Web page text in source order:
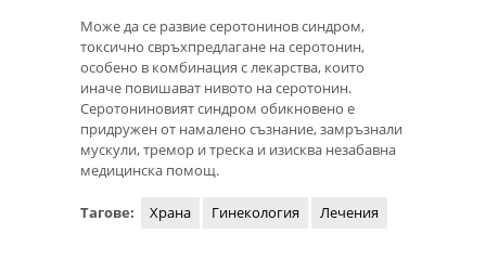
Може да се развие серотонинов синдром,
токсично свръхпредлагане на серотонин,
особено в комбинация с лекарства, които
иначе повишават нивото на серотонин.
Серотониновият синдром обикновено е
придружен от намалено съзнание, замръзнали
мускули, тремор и треска и изисква незабавна
медицинска помощ.
Тагове: Храна Гинекология Лечения